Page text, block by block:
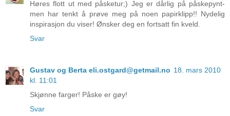
Høres flott ut med påsketur;) Jeg er dårlig på påskepynt-
men har tenkt å prøve meg på noen papirklipp!! Nydelig
inspirasjon du viser! Ønsker deg en fortsatt fin kveld.
Svar
Gustav og Berta eli.ostgard@getmail.no 18. mars 2010
kl. 11:01
Skjønne farger! Påske er gøy!
Svar